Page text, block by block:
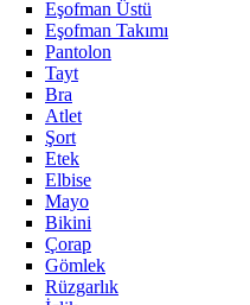
Eşofman Üstü
Eşofman Takımı
Pantolon
Tayt
Bra
Atlet
Şort
Etek
Elbise
Mayo
Bikini
Çorap
Gömlek
Rüzgarlık